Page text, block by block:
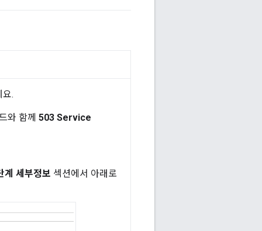
.
와 함께 503 Service
계 세부정보 섹션에서 아래로